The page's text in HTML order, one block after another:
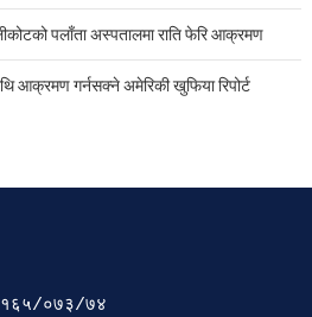
पलाँता अस्पतालमा राति फेरि आक्रमण
आक्रमण गर्नसक्ने अमेरिकी खुफिया रिपोर्ट
१६५/०७३/७४